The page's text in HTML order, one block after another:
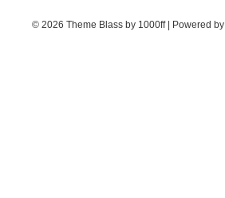
© 2026 Theme Blass by 1000ff | Powered by